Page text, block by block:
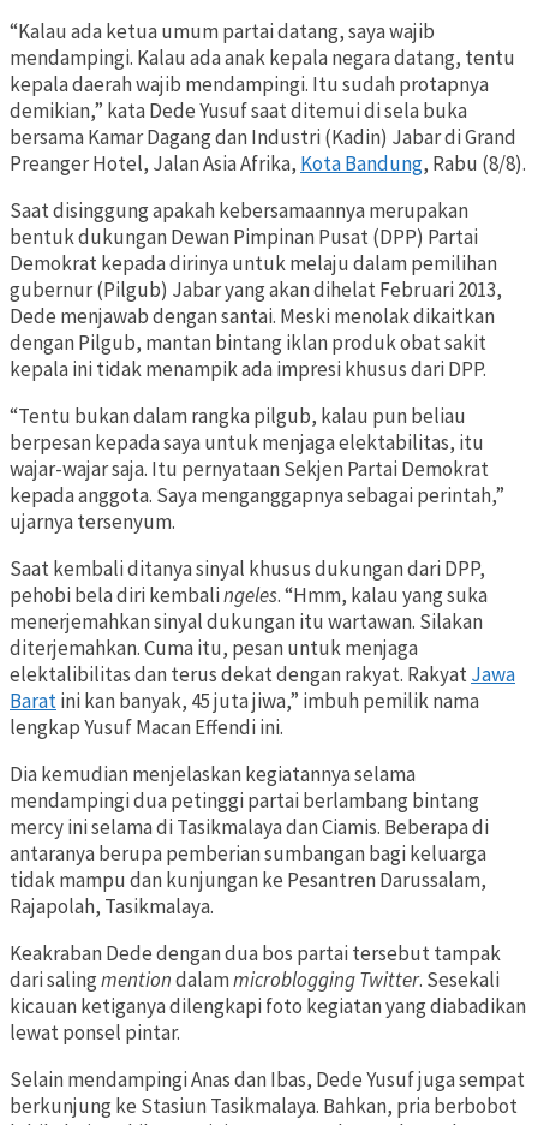
“Kalau ada ketua umum partai datang, saya wajib
mendampingi. Kalau ada anak kepala negara datang, tentu
kepala daerah wajib mendampingi. Itu sudah protapnya
demikian,” kata Dede Yusuf saat ditemui di sela buka
bersama Kamar Dagang dan Industri (Kadin) Jabar di Grand
Preanger Hotel, Jalan Asia Afrika, Kota Bandung, Rabu (8/8).
Saat disinggung apakah kebersamaannya merupakan
bentuk dukungan Dewan Pimpinan Pusat (DPP) Partai
Demokrat kepada dirinya untuk melaju dalam pemilihan
gubernur (Pilgub) Jabar yang akan dihelat Februari 2013,
Dede menjawab dengan santai. Meski menolak dikaitkan
dengan Pilgub, mantan bintang iklan produk obat sakit
kepala ini tidak menampik ada impresi khusus dari DPP.
“Tentu bukan dalam rangka pilgub, kalau pun beliau
berpesan kepada saya untuk menjaga elektabilitas, itu
wajar-wajar saja. Itu pernyataan Sekjen Partai Demokrat
kepada anggota. Saya menganggapnya sebagai perintah,”
ujarnya tersenyum.
Saat kembali ditanya sinyal khusus dukungan dari DPP,
pehobi bela diri kembalingeles. “Hmm, kalau yang suka
menerjemahkan sinyal dukungan itu wartawan. Silakan
diterjemahkan. Cuma itu, pesan untuk menjaga
elektalibilitas dan terus dekat dengan rakyat. RakyatJawa
Baratini kan banyak, 45 juta jiwa,” imbuh pemilik nama
lengkap Yusuf Macan Effendi ini.
Dia kemudian menjelaskan kegiatannya selama
mendampingi dua petinggi partai berlambang bintang
mercy ini selama di Tasikmalaya dan Ciamis. Beberapa di
antaranya berupa pemberian sumbangan bagi keluarga
tidak mampu dan kunjungan ke Pesantren Darussalam,
Rajapolah, Tasikmalaya.
Keakraban Dede dengan dua bos partai tersebut tampak
dari salingmentiondalammicrobloggingTwitter. Sesekali
kicauan ketiganya dilengkapi foto kegiatan yang diabadikan
lewat ponsel pintar.
Selain mendampingi Anas dan Ibas, Dede Yusuf juga sempat
berkunjung ke Stasiun Tasikmalaya. Bahkan, pria berbobot